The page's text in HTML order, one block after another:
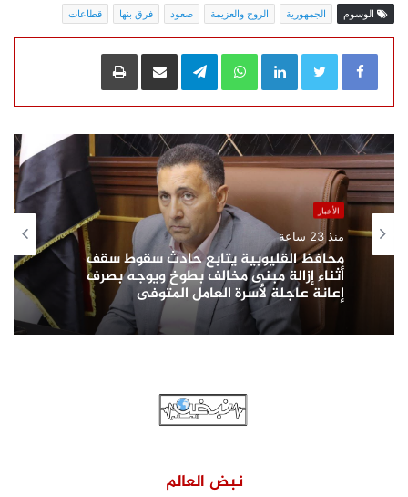
الوسوم الجمهورية الروح والعزيمة صعود فرق بنها قطاعات
LinkedIn
WhatsApp
Telegramمشاركة عبر البريد طباعة
الأخبار
منذ 23 ساعة
محافظ القليوبية يتابع حادث سقوط سقف
أثناء إزالة مبنى مخالف بطوخ ويوجه بصرف
إعانة عاجلة لأسرة العامل المتوفى
نبض العالم